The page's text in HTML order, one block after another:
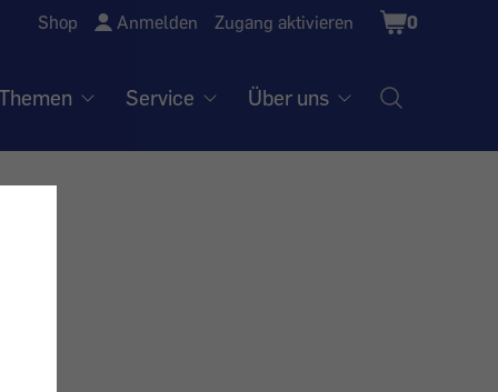
Shop Anmelden Zugang aktivieren
Shopping
Cart
0
Service Über uns